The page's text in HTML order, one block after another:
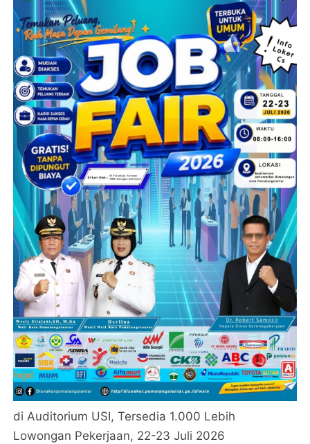
di Auditorium USI, Tersedia 1.000 Lebih
Lowongan Pekerjaan, 22-23 Juli 2026